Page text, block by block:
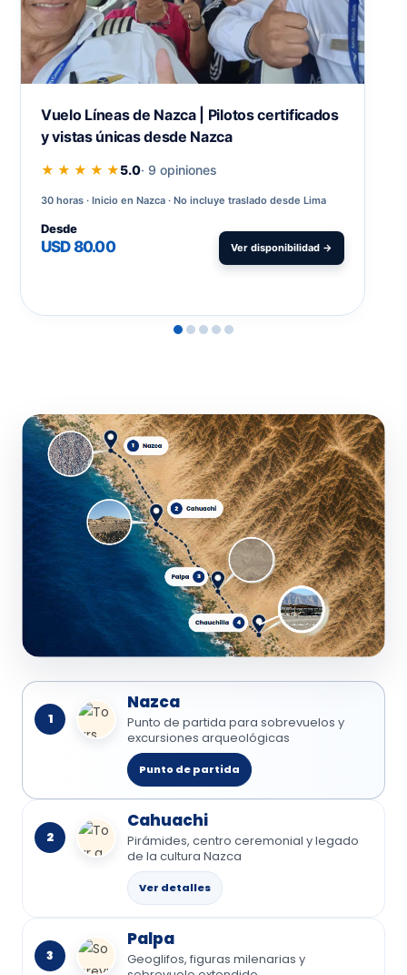
Vuelo Líneas de Nazca | Pilotos certificados
y vistas únicas desde Nazca
★ ★ ★ ★ ★5.0· 9 opiniones
30 horas Inicio en Nazca · No incluye traslado desde Lima
Desde
USD 80.00 Ver disponibilidad →
1
Nazca
Punto de partida para sobrevuelos y
excursiones arqueológicas
Punto de partida
2
Cahuachi
Pirámides, centro ceremonial y legado
de la cultura Nazca
Ver detalles
3
Palpa
Geoglifos, figuras milenarias y